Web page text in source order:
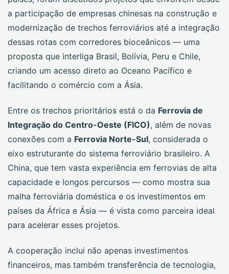
a participação de empresas chinesas na construção e
modernização de trechos ferroviários até a integração
dessas rotas com corredores bioceânicos — uma
proposta que interliga Brasil, Bolívia, Peru e Chile,
criando um acesso direto ao Oceano Pacífico e
facilitando o comércio com a Ásia.
Entre os trechos prioritários está o da Ferrovia de
Integração do Centro-Oeste (FICO), além de novas
conexões com a Ferrovia Norte-Sul, considerada o
eixo estruturante do sistema ferroviário brasileiro. A
China, que tem vasta experiência em ferrovias de alta
capacidade e longos percursos — como mostra sua
malha ferroviária doméstica e os investimentos em
países da África e Ásia — é vista como parceira ideal
para acelerar esses projetos.
A cooperação inclui não apenas investimentos
financeiros, mas também transferência de tecnologia,